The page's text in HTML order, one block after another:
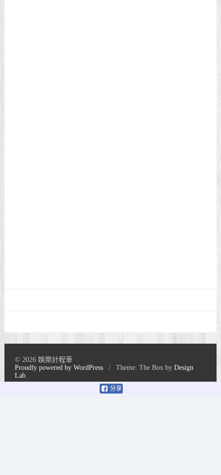
分享
© 2026 娛樂計程車
Proudly powered by WordPress
/ Theme: The Box byDesign
Lab